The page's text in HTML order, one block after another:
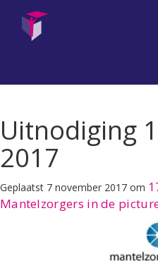
Uitnodiging
2017
Geplaatst 7 november 2017 om
Mantelzorgers in de